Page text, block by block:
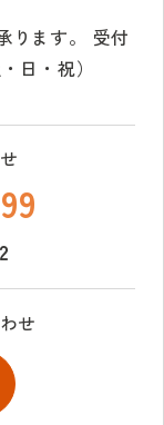
ます。
受付
日・祝）
せ